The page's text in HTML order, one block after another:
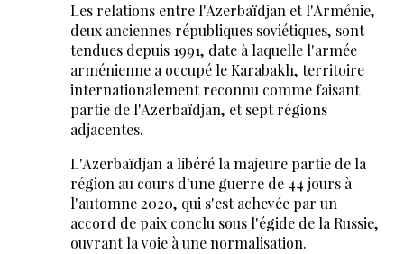
Les relations entre l'Azerbaïdjan et l'Arménie,
deux anciennes républiques soviétiques, sont
tendues depuis 1991, date à laquelle l'armée
arménienne a occupé le Karabakh, territoire
internationalement reconnu comme faisant
partie de l'Azerbaïdjan, et sept régions
adjacentes.
L'Azerbaïdjan a libéré la majeure partie de la
région au cours d'une guerre de 44 jours à
l'automne 2020, qui s'est achevée par un
accord de paix conclu sous l'égide de la Russie,
ouvrant la voie à une normalisation.